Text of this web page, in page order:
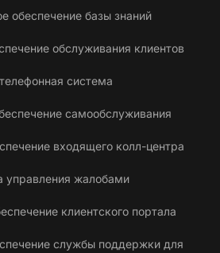
обеспечение базы знаний
обслуживания клиентов
система
самообслуживания
входящего колл-центра
управления жалобами
клиентского портала
службы поддержки для